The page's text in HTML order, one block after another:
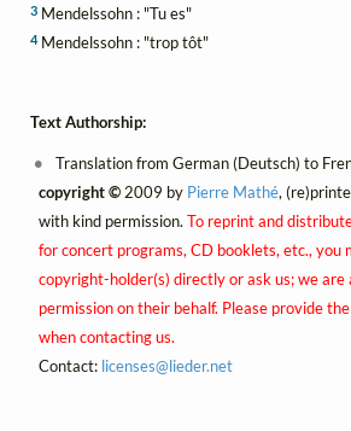
3 Mendelssohn : "Tu es"
4Mendelssohn : "trop tôt"
Text Authorship:
Translation from German (Deutsch) to
copyright ©2009 by Pierre Mathé,
with kind permission. To reprint and
for concert programs, CD booklets, etc., you
copyright-holder(s) directly or ask us; we
permission on their behalf. Please provide
when contacting us.
Contact: licenses@lieder.net